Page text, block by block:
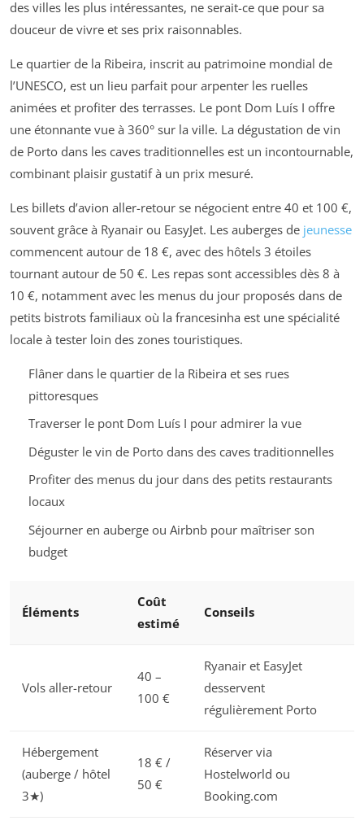
des villes les plus intéressantes, ne serait-ce que pour sa
douceur de vivre et ses prix raisonnables.
Le quartier de la Ribeira, inscrit au patrimoine mondial de
l’UNESCO, est un lieu parfait pour arpenter les ruelles
animées et profiter des terrasses. Le pont Dom Luís I offre
une étonnante vue à 360° sur la ville. La dégustation de vin
de Porto dans les caves traditionnelles est un incontournable,
combinant plaisir gustatif à un prix mesuré.
Les billets d’avion aller-retour se négocient entre 40 et 100 €,
souvent grâce à Ryanair ou EasyJet. Les auberges de jeunesse
commencent autour de 18 €, avec des hôtels 3 étoiles
tournant autour de 50 €. Les repas sont accessibles dès 8 à
10 €, notamment avec les menus du jour proposés dans de
petits bistrots familiaux où la francesinha est une spécialité
locale à tester loin des zones touristiques.
Flâner dans le quartier de la Ribeira et ses rues
pittoresques
Traverser le pont Dom Luís I pour admirer la vue
Déguster le vin de Porto dans des caves traditionnelles
Profiter des menus du jour dans des petits restaurants
locaux
Séjourner en auberge ou Airbnb pour maîtriser son
budget
Éléments
Coût
estimé
Conseils
Vols aller-retour
40 –
100 €
Ryanair et EasyJet
desservent
régulièrement Porto
Hébergement
(auberge / hôtel
3★)
18 € /
50 €
Réserver via
Hostelworld ou
Booking.com